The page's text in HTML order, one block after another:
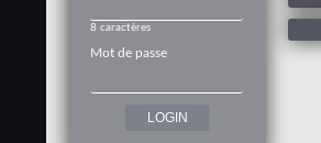
8 caractères
Mot de passe